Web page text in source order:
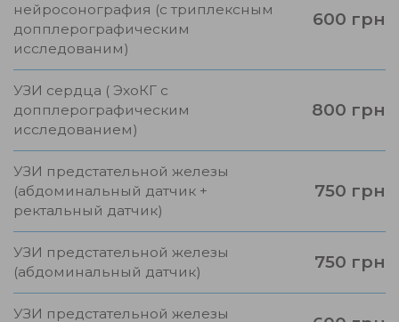
нейросонография (с триплексным
допплерографическим
исследованим)
600 грн
УЗИ сердца ( ЭхоКГ с
допплерографическим
исследованием)
800 грн
УЗИ предстательной железы
(абдоминальный датчик +
ректальный датчик)
750 грн
УЗИ предстательной железы
(абдоминальный датчик)
750 грн
УЗИ предстательной железы